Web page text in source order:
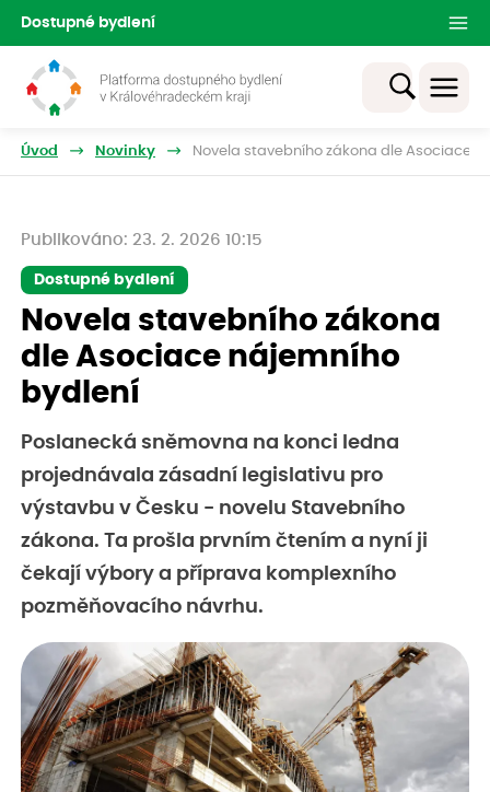
Dostupné bydlení
Úvod Novinky Novela stavebního zákona dle Asociace
Publikováno: 23. 2. 2026 10:15
Dostupné bydlení
Novela stavebního zákona
dle Asociace nájemního
bydlení
Poslanecká sněmovna na konci ledna
projednávala zásadní legislativu pro
výstavbu v Česku - novelu Stavebního
zákona. Ta prošla prvním čtením a nyní ji
čekají výbory a příprava komplexního
pozměňovacího návrhu.